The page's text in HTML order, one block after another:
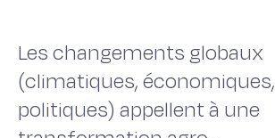
Les changements globaux
(climatiques, économiques,
politiques) appellent à une